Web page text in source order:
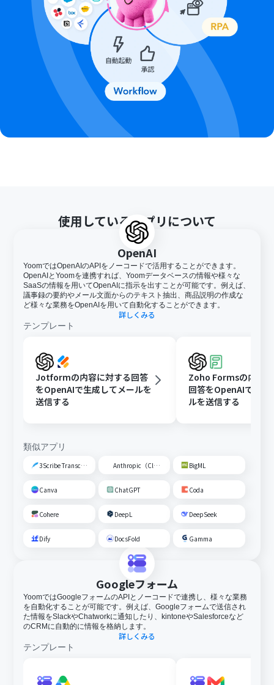
使用しているアプリについて
OpenAI
YoomではOpenAIのAPIをノーコードで活用することができます。
OpenAIとYoomを連携すれば、Yoomデータベースの情報や様々な
SaaSの情報を用いてOpenAIに指示を出すことが可能です。例えば、
議事録の要約やメール文面からのテキスト抽出、商品説明の作成な
ど様々な業務をOpenAIを用いて自動化することができます。
詳しくみる
テンプレート
Jotformの内容に対する回答
をOpenAIで生成してメールを
送信する
Zoho Formsの内容
回答をOpenAIで生成
ルを送信する
類似アプリ
3Scribe Transcription Anthropic（Claude） BigML
Canva ChatGPT Coda
Cohere DeepL DeepSeek
Dify DocsFold Gamma
Googleフォーム
YoomではGoogleフォームのAPIとノーコードで連携し、様々な業務
を自動化することが可能です。例えば、Googleフォームで送信され
た情報をSlackやChatworkに通知したり、kintoneやSalesforceなど
のCRMに自動的に情報を格納します。
詳しくみる
テンプレート